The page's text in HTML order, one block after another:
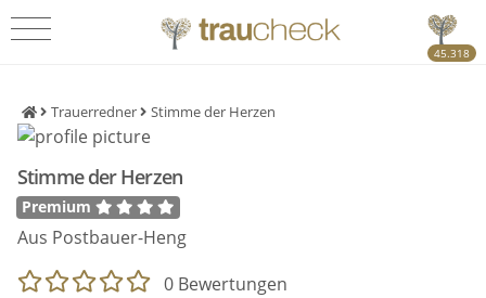
45.318
Trauerredner Stimme der Herzen
Stimme der Herzen
Premium
Aus Postbauer-Heng
0 Bewertungen